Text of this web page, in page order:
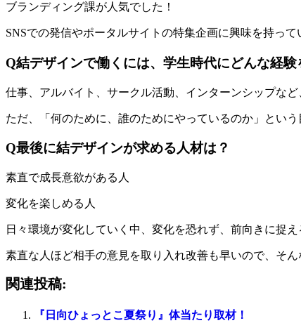
ブランディング課が人気でした！
SNSでの発信やポータルサイトの特集企画に興味を持っ
Q結デザインで働くには、学生時代にどんな経験
仕事、アルバイト、サークル活動、インターンシップなど
ただ、「何のために、誰のためにやっているのか」とい
Q最後に結デザインが求める人材は？
素直で成長意欲がある人
変化を楽しめる人
日々環境が変化していく中、変化を恐れず、前向きに捉
素直な人ほど相手の意見を取り入れ改善も早いので、そん
関連投稿:
『日向ひょっとこ夏祭り』体当たり取材！